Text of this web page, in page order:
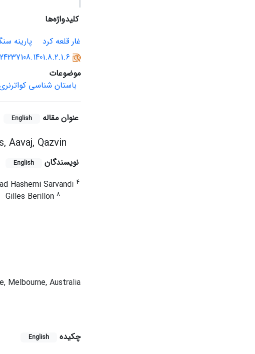
کلیدواژه‌ها
غار قلعه کرد
پارینه
موضوعات
باستان شناسی
عنوان مقاله English
Aavaj, Qazvin
نویسندگان English
Hashemi Sarvandi 4
Gilles Berillon 8
Melbourne, Australia
چکیده
English